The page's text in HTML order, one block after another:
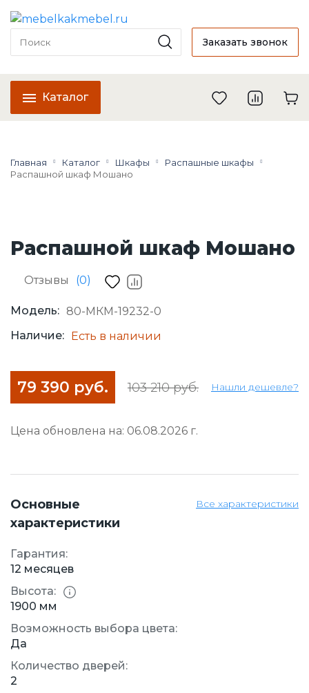
Заказать звонок
Каталог
Главная Каталог Шкафы
Распашные шкафы
Распашной шкаф Мошано
Распашной шкаф Мошано
Отзывы (0)
Модель: 80-МКМ-19232-0
Наличие: Есть в наличии
79 390 руб. 103 210 руб. Нашли дешевле?
Цена обновлена на: 06.08.2026 г.
Основные
характеристики
Все характеристики
Гарантия:
12 месяцев
Высота:
1900 мм
Возможность выбора цвета:
Да
Количество дверей:
2